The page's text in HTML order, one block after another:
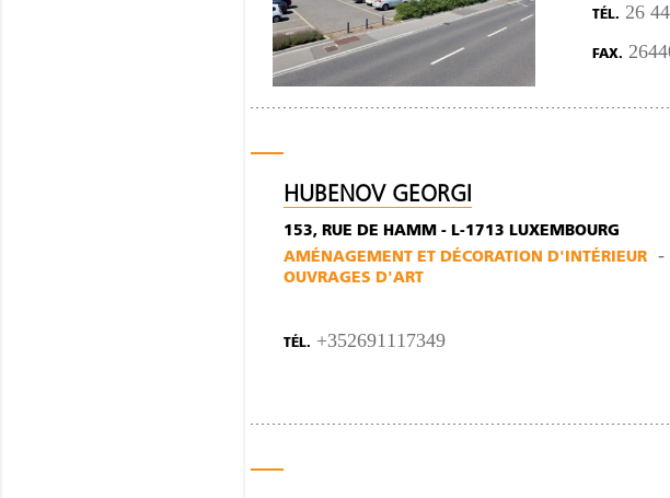
TÉL. 26
FAX.
HUBENOV GEORGI
153, RUE DE HAMM - L-1713 LUXEMBOURG
AMÉNAGEMENT ET DÉCORATION D'INTÉRIEUR
OUVRAGES D'ART
TÉL. +352691117349